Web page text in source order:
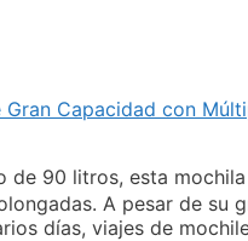
Capacidad con
de 90 litros, esta
A pesar de su
días, viajes de